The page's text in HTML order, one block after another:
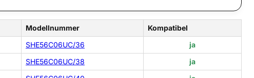
Modellnummer
Kompatibel
SHE56C06UC/36
ja
SHE56C06UC/38
ja